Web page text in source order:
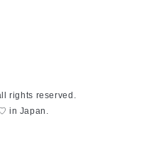
rights reserved.
in Japan.